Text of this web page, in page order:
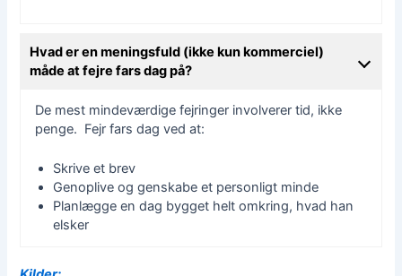
Hvad er en meningsfuld (ikke kun kommerciel)
måde at fejre fars dag på?
De mest mindeværdige fejringer involverer tid, ikke
penge. Fejr fars dag ved at:
Skrive et brev
Genoplive og genskabe et personligt minde
Planlægge en dag bygget helt omkring, hvad han
elsker